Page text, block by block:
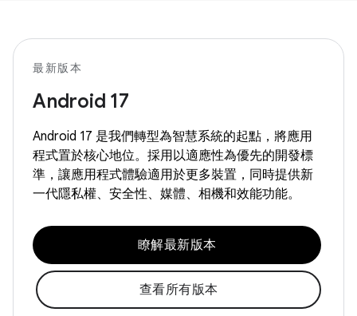
最新版本
Android 17
Android 17 是我們轉型為智慧系統的起點，將應用
程式置於核心地位。採用以適應性為優先的開發標
準，讓應用程式體驗適用於更多裝置，同時提供新
一代隱私權、安全性、媒體、相機和效能功能。
瞭解最新版本
查看所有版本